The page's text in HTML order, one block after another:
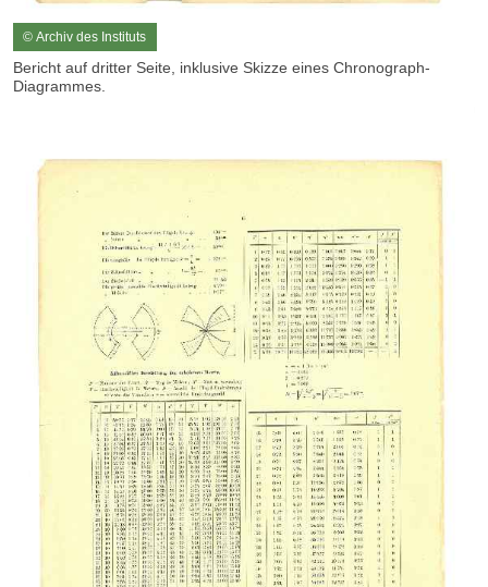
© Archiv des Instituts
Bericht auf dritter Seite, inklusive Skizze eines Chronograph-
Diagrammes.